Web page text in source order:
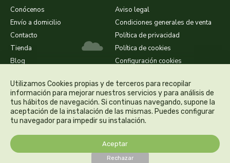
Utilizamos Cookies propias y de terceros para recopilar
información para mejorar nuestros servicios y para análisis de
tus hábitos de navegación. Si continuas navegando, supone la
aceptación de la instalación de las mismas. Puedes configurar
tu navegador para impedir su instalación.
Aceptar
Rechazar
Conócenos
Envío a domicilio
Contacto
Tienda
Blog
Aviso legal
Condiciones generales de venta
Política de privacidad
Política de cookies
Configuración cookies
dietmed
dis
dismages